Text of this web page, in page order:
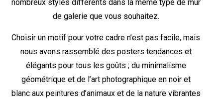
nombreux styles différents dans la même type de mur
de galerie que vous souhaitez.
Choisir un motif pour votre cadre n’est pas facile, mais
nous avons rassemblé des posters tendances et
élégants pour tous les goûts ; du minimalisme
géométrique et de l’art photographique en noir et
blanc aux peintures d’animaux et de la nature vibrantes